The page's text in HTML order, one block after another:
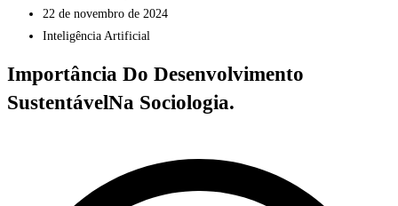
22 de novembro de 2024
Inteligência Artificial
Importância Do Desenvolvimento
SustentávelNa Sociologia.